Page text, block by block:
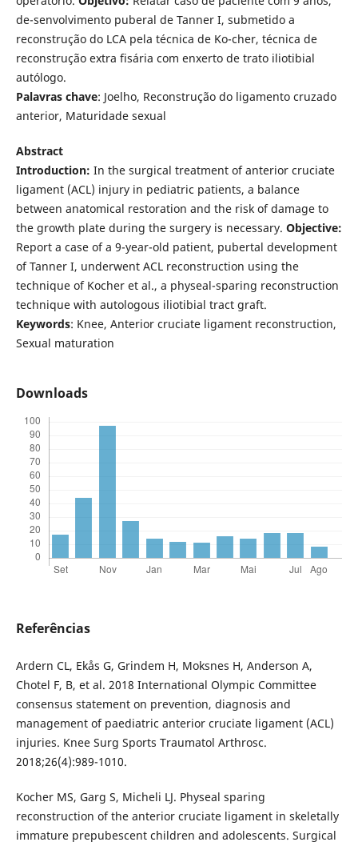
de-senvolvimento puberal de Tanner I, submetido a
reconstrução do LCA pela técnica de Ko-cher, técnica de
reconstrução extra fisária com enxerto de trato iliotibial
autólogo.
Palavras chave: Joelho, Reconstrução do ligamento cruzado
anterior, Maturidade sexual
Abstract
Introduction: In the surgical treatment of anterior cruciate
ligament (ACL) injury in pediatric patients, a balance
between anatomical restoration and the risk of damage to
the growth plate during the surgery is necessary. Objective:
Report a case of a 9-year-old patient, pubertal development
of Tanner I, underwent ACL reconstruction using the
technique of Kocher et al., a physeal-sparing reconstruction
technique with autologous iliotibial tract graft.
Keywords: Knee, Anterior cruciate ligament reconstruction,
Sexual maturation
Downloads
Referências
Ardern CL, Ekås G, Grindem H, Moksnes H, Anderson A,
Chotel F, B, et al. 2018 International Olympic Committee
consensus statement on prevention, diagnosis and
management of paediatric anterior cruciate ligament (ACL)
injuries. Knee Surg Sports Traumatol Arthrosc.
2018;26(4):989-1010.
Kocher MS, Garg S, Micheli LJ. Physeal sparing
reconstruction of the anterior cruciate ligament in skeletally
immature prepubescent children and adolescents. Surgical